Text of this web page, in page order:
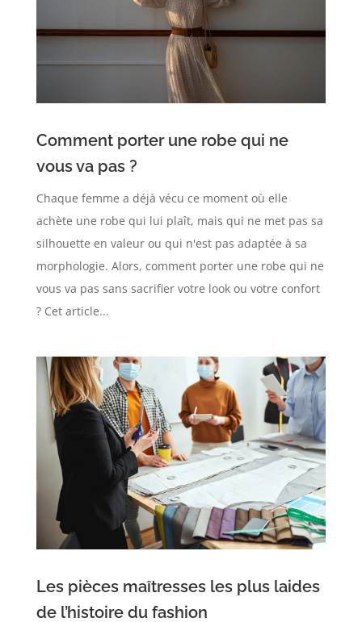
Comment porter une robe qui ne
vous va pas ?
Chaque femme a déjà vécu ce moment où elle
achète une robe qui lui plaît, mais qui ne met pas sa
silhouette en valeur ou qui n'est pas adaptée à sa
morphologie. Alors, comment porter une robe qui ne
vous va pas sans sacrifier votre look ou votre confort
? Cet article...
Les pièces maîtresses les plus laides
de l’histoire du fashion